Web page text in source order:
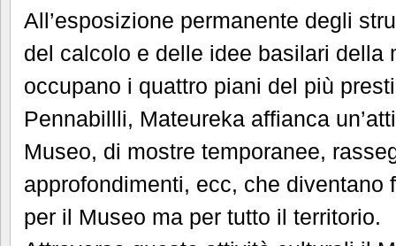
All’esposizione permanente degli
del calcolo e delle idee basilari della
occupano i quattro piani del più
Pennabillli, Mateureka affianca
Museo, di mostre temporanee,
approfondimenti, ecc, che diventano
per il Museo ma per tutto il territorio.